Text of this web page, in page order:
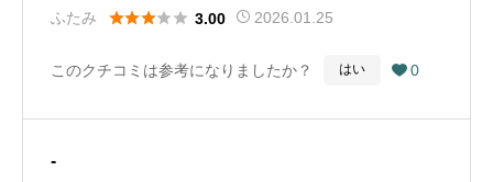
ATM迄行って帰るのは大変、という認識でしょうか？）
カードを使える様にして欲しいです。後、クリスマスの
ふたみ
 3.00 2026.01.25
このクチコミは参考になりましたか？ はい  0
-